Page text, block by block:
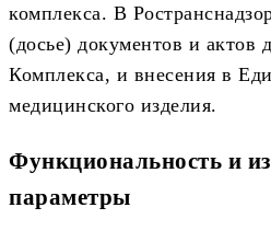
комплекса. В
(досье) документов и актов
Комплекса, и внесения в
медицинского изделия.
Функциональность и
параметры